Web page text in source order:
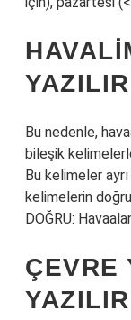
Bu nedenle,
bileşik
Bu kelimeler ayrı
kelimelerin doğru
DOĞRU:
ÇEVRE